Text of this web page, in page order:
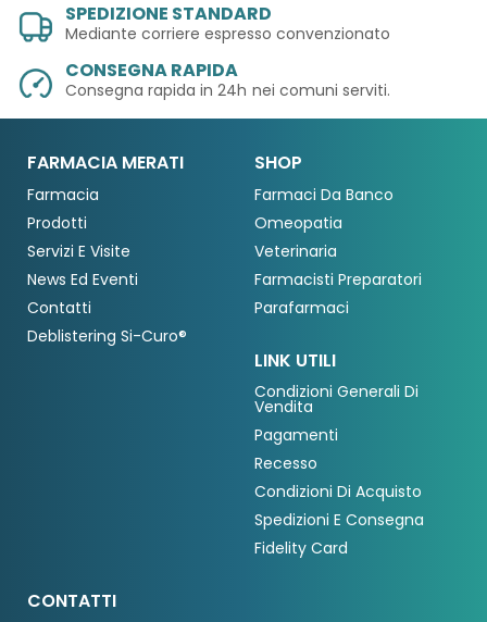
SPEDIZIONE STANDARD
Mediante corriere espresso convenzionato
CONSEGNA RAPIDA
Consegna rapida in 24h nei comuni serviti.
FARMACIA MERATI
Farmacia
Prodotti
Servizi E Visite
News Ed Eventi
Contatti
Deblistering Si-Curo®
SHOP
Farmaci Da Banco
Omeopatia
Veterinaria
Farmacisti Preparatori
Parafarmaci
LINK UTILI
Condizioni Generali Di
Vendita
Pagamenti
Recesso
Condizioni Di Acquisto
Spedizioni E Consegna
Fidelity Card
CONTATTI